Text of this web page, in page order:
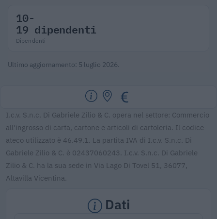
10-
19 dipendenti
Dipendenti
Ultimo aggiornamento: 5 luglio 2026.
I.c.v. S.n.c. Di Gabriele Zilio & C. opera nel settore: Commercio
all'ingrosso di carta, cartone e articoli di cartoleria. Il codice
ateco utilizzato è 46.49.1. La partita IVA di I.c.v. S.n.c. Di
Gabriele Zilio & C. è 02437060243. I.c.v. S.n.c. Di Gabriele
Zilio & C. ha la sua sede in Via Lago Di Tovel 51, 36077,
Altavilla Vicentina.
Dati